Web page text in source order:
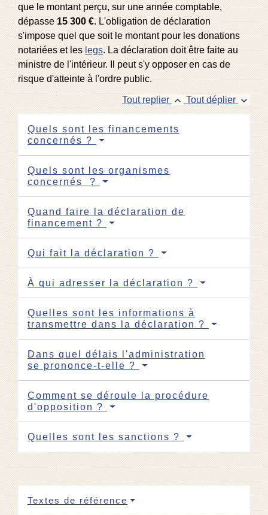
que le montant perçu, sur une année comptable,
dépasse 15 300 €. L'obligation de déclaration
s'impose quel que soit le montant pour les donations
notariées et les legs. La déclaration doit être faite au
ministre de l'intérieur. Il peut s'y opposer en cas de
risque d'atteinte à l'ordre public.
Tout replier keyboard_arrow_up Tout déplier keyboard_arrow_down
Quels sont les financements
concernés ?
Quels sont les organismes
concernés ?
Quand faire la déclaration de
financement ?
Qui fait la déclaration ?
À qui adresser la déclaration ?
Quelles sont les informations à
transmettre dans la déclaration ?
Dans quel délais l'administration
se prononce-t-elle ?
Comment se déroule la procédure
d'opposition ?
Quelles sont les sanctions ?
Textes de référence